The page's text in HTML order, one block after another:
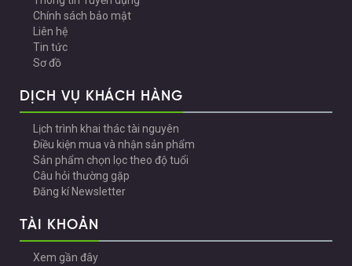
Chính sách bảo mật
Liên hệ
Tin tức
Sơ đồ
DỊCH VỤ KHÁCH HÀNG
Lịch trình khai thác tài nguyên
Điều kiện mua và nhận sản phẩm
Sản phẩm chọn lọc theo độ tuổi
Câu hỏi thường gặp
Đăng kí Newsletter
TÀI KHOẢN
Xem gần đây